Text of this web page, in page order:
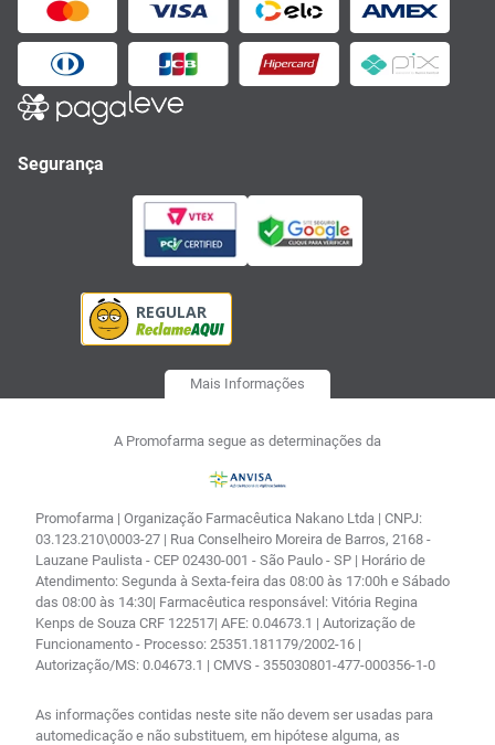
Segurança
Mais Informações
A Promofarma segue as determinações da
Promofarma | Organização Farmacêutica Nakano Ltda | CNPJ:
03.123.210\0003-27 | Rua Conselheiro Moreira de Barros, 2168 -
Lauzane Paulista - CEP 02430-001 - São Paulo - SP | Horário de
Atendimento: Segunda à Sexta-feira das 08:00 às 17:00h e Sábado
das 08:00 às 14:30| Farmacêutica responsável: Vitória Regina
Kenps de Souza CRF 122517| AFE: 0.04673.1 | Autorização de
Funcionamento - Processo: 25351.181179/2002-16 |
Autorização/MS: 0.04673.1 | CMVS - 355030801-477-000356-1-0
As informações contidas neste site não devem ser usadas para
automedicação e não substituem, em hipótese alguma, as